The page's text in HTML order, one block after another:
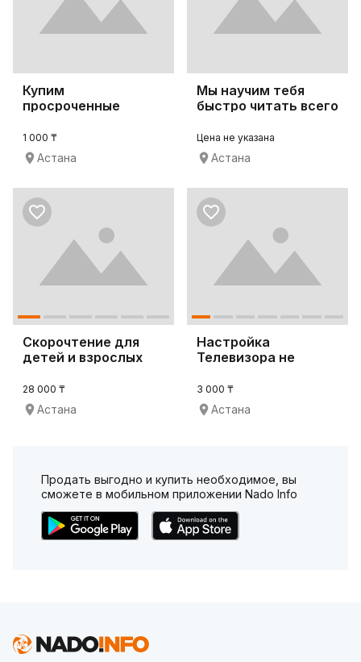
Купим
просроченные
1 000 ₸
Астана
Мы научим тебя
быстро читать всего
Цена не указана
Астана
Скорочтение для
детей и взрослых
28 000 ₸
Астана
Настройка
Телевизора не
SMART TV
3 000 ₸
Астана
Продать выгодно и купить необходимое, вы
сможете в мобильном приложении Nado Info